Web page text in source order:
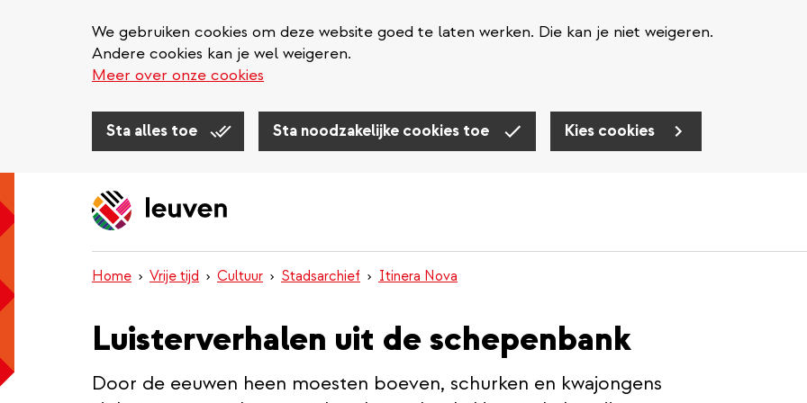
We gebruiken cookies om deze website goed te laten werken. Die kan je niet weigeren.
Andere cookies kan je wel weigeren.
Meer over onze cookies
Sta alles toe Sta noodzakelijke cookies toe Kies cookies
Home Vrije tijd Cultuur Stadsarchief Itinera Nova
Luisterverhalen uit de schepenbank
Door de eeuwen heen moesten boeven, schurken en kwajongens